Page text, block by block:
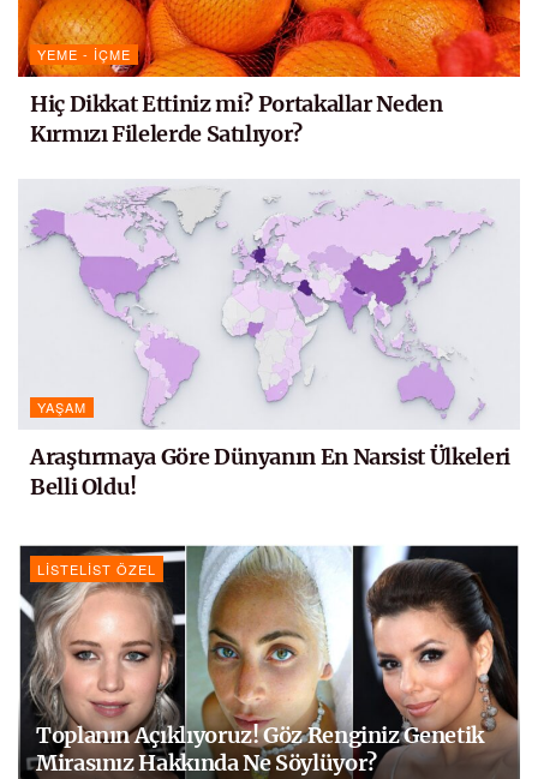
YEME - İÇME
Hiç Dikkat Ettiniz mi? Portakallar Neden
Kırmızı Filelerde Satılıyor?
YAŞAM
Araştırmaya Göre Dünyanın En Narsist Ülkeleri
Belli Oldu!
LISTELIST ÖZEL
Toplanın Açıklıyoruz! Göz Renginiz Genetik
Mirasınız Hakkında Ne Söylüyor?